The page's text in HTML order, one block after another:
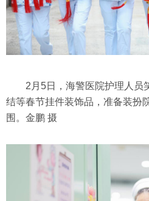
2月5日，海警医院护理人员
结等春节挂件装饰品，准备装扮
围。金鹏 摄